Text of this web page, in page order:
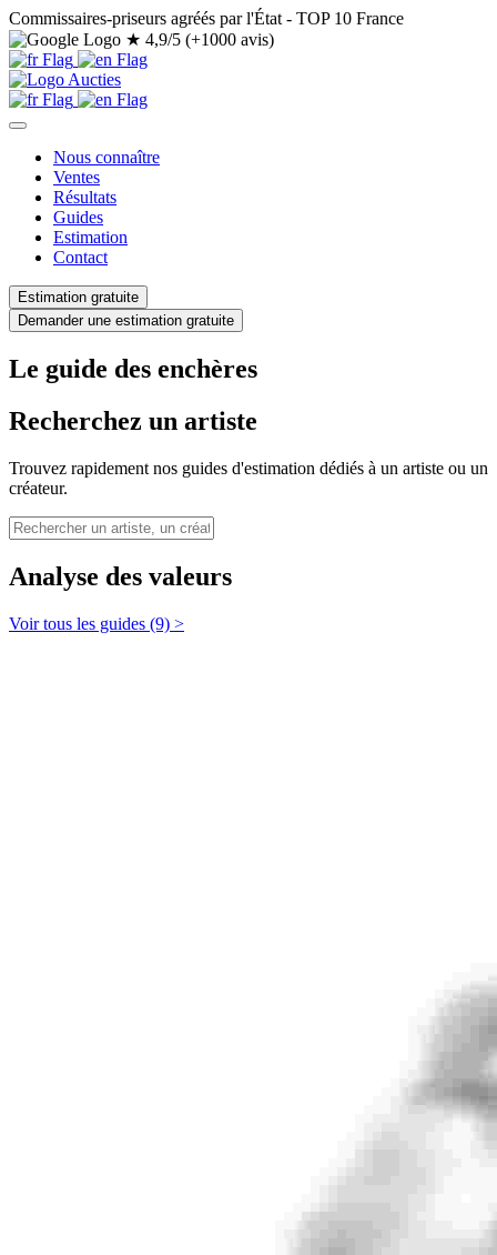
Commissaires-priseurs agréés par l'État - TOP 10 France
★ 4,9/5 (+1000 avis)
Nous connaître
Ventes
Résultats
Guides
Estimation
Contact
Estimation gratuite
Demander une estimation gratuite
Le guide des enchères
Recherchez un artiste
Trouvez rapidement nos guides d'estimation dédiés à un artiste ou un
créateur.
Analyse des valeurs
Voir tous les guides (9) >